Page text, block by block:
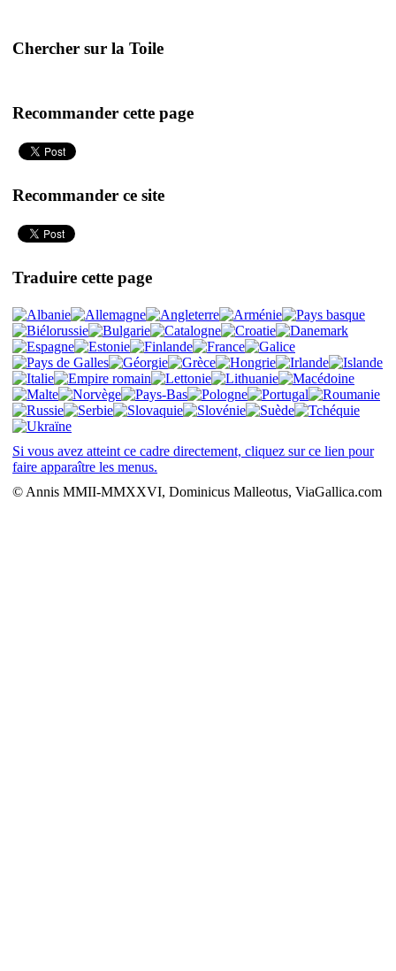
Chercher sur la Toile
Recommander cette page
Recommander ce site
Traduire cette page
Si vous avez atteint ce cadre directement, cliquez sur ce lien pour
faire apparaître les menus.
© Annis MMII-MMXXVI, Dominicus Malleotus, ViaGallica.com